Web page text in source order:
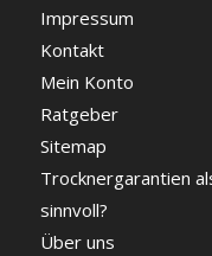
Impressum
Kontakt
Mein Konto
Ratgeber
Sitemap
Trocknergarantien
sinnvoll?
Über uns